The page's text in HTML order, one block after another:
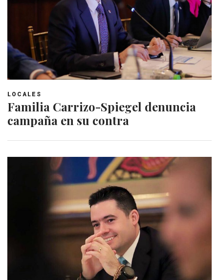
LOCALES
Familia Carrizo-Spiegel denuncia
campaña en su contra